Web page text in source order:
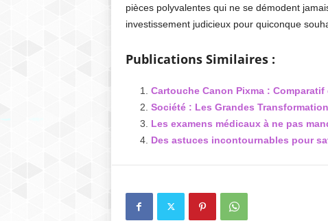
pièces polyvalentes qui ne se démodent
investissement judicieux pour quiconque
Publications Similaires :
Cartouche Canon Pixma :
Société : Les Grandes
Les examens médicaux à ne pas
Des astuces incontournables pour